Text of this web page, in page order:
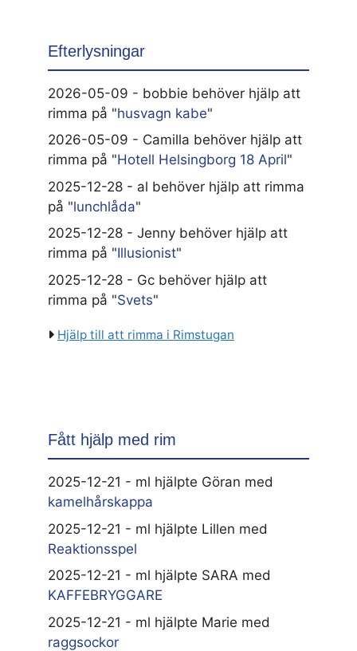
Efterlysningar
2026-05-09 - bobbie behöver hjälp att
rimma på "husvagn kabe"
2026-05-09 - Camilla behöver hjälp att
rimma på "Hotell Helsingborg 18 April"
2025-12-28 - al behöver hjälp att rimma
på "lunchlåda"
2025-12-28 - Jenny behöver hjälp att
rimma på "Illusionist"
2025-12-28 - Gc behöver hjälp att
rimma på "Svets"
Hjälp till att rimma i Rimstugan
Fått hjälp med rim
2025-12-21 - ml hjälpte Göran med
kamelhårskappa
2025-12-21 - ml hjälpte Lillen med
Reaktionsspel
2025-12-21 - ml hjälpte SARA med
KAFFEBRYGGARE
2025-12-21 - ml hjälpte Marie med
raggsockor